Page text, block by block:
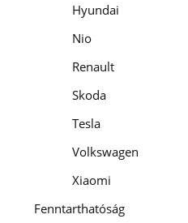
Hyundai
Nio
Renault
Skoda
Tesla
Volkswagen
Xiaomi
Fenntarthatóság